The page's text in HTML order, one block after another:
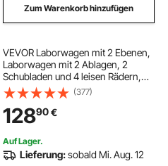
Zum Warenkorb hinzufügen
VEVOR Laborwagen mit 2 Ebenen,
Laborwagen mit 2 Ablagen, 2
Schubladen und 4 leisen Rädern,
mobiler medizinischer Wagen aus
PP-Material, Laborrollwagen mit 3
Mülleimern für Labor, Klinik,
Krankenhaus, Salon, weiß
(377)
12890€
Auf Lager.
Lieferung:sobald Mi. Aug. 12